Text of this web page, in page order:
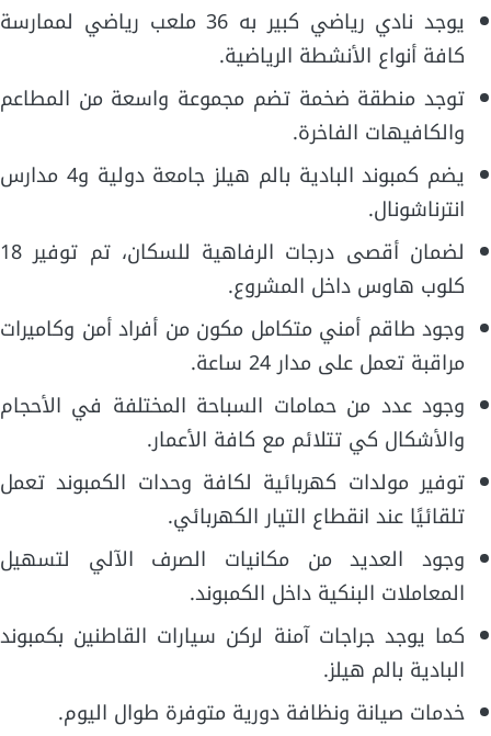
يوجد نادي رياضي كبير به 36 ملعب رياضي لممارسة
كافة أنواع الأنشطة الرياضية.
توجد منطقة ضخمة تضم مجموعة واسعة من المطاعم
والكافيهات الفاخرة.
يضم كمبوند البادية بالم هيلز جامعة دولية و4 مدارس
انترناشونال.
لضمان أقصى درجات الرفاهية للسكان، تم توفير 18
كلوب هاوس داخل المشروع.
وجود طاقم أمني متكامل مكون من أفراد أمن وكاميرات
مراقبة تعمل على مدار 24 ساعة.
وجود عدد من حمامات السباحة المختلفة في الأحجام
والأشكال كي تتلائم مع كافة الأعمار.
توفير مولدات كهربائية لكافة وحدات الكمبوند تعمل
تلقائيًا عند انقطاع التيار الكهربائي.
وجود العديد من مكانيات الصرف الآلي لتسهيل
المعاملات البنكية داخل الكمبوند.
كما يوجد جراجات آمنة لركن سيارات القاطنين بكمبوند
البادية بالم هيلز.
خدمات صيانة ونظافة دورية متوفرة طوال اليوم.